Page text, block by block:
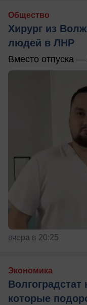
Общество
Хирург из
людей в ЛНР
Вместо отпуска
вчера в 20:25
Экономика
которые